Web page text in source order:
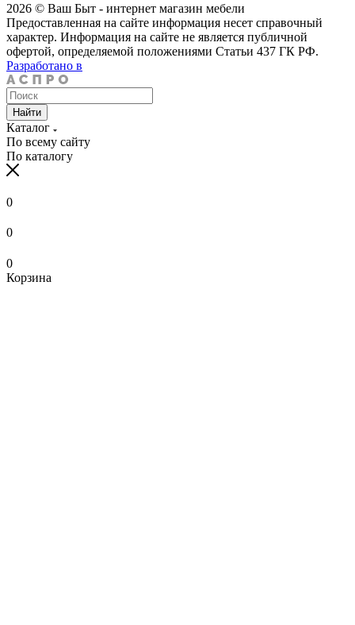
2026 © Ваш Быт - интернет магазин мебели
Предоставленная на сайте информация несет справочный
характер. Информация на сайте не является публичной
офертой, определяемой положениями Статьи 437 ГК РФ.
Разработано в
Найти
Каталог
По всему сайту
По каталогу
0
0
0
Корзина